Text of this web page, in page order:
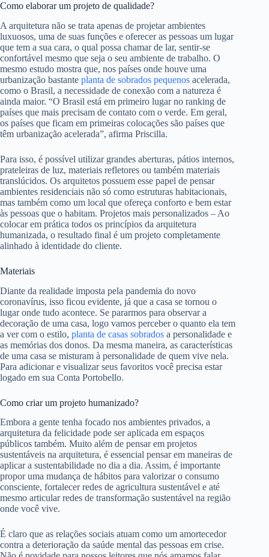
Como elaborar um projeto de qualidade?
A arquitetura não se trata apenas de projetar ambientes
luxuosos, uma de suas funções e oferecer as pessoas um lugar
que tem a sua cara, o qual possa chamar de lar, sentir-se
confortável mesmo que seja o seu ambiente de trabalho. O
mesmo estudo mostra que, nos países onde houve uma
urbanização bastante planta de sobrados pequenos acelerada,
como o Brasil, a necessidade de conexão com a natureza é
ainda maior. “O Brasil está em primeiro lugar no ranking de
países que mais precisam de contato com o verde. Em geral,
os países que ficam em primeiras colocações são países que
têm urbanização acelerada”, afirma Priscilla.
Para isso, é possível utilizar grandes aberturas, pátios internos,
prateleiras de luz, materiais refletores ou também materiais
translúcidos. Os arquitetos possuem esse papel de pensar
ambientes residenciais não só como estruturas habitacionais,
mas também como um local que ofereça conforto e bem estar
às pessoas que o habitam. Projetos mais personalizados – Ao
colocar em prática todos os princípios da arquitetura
humanizada, o resultado final é um projeto completamente
alinhado à identidade do cliente.
Materiais
Diante da realidade imposta pela pandemia do novo
coronavírus, isso ficou evidente, já que a casa se tornou o
lugar onde tudo acontece. Se pararmos para observar a
decoração de uma casa, logo vamos perceber o quanto ela tem
a ver com o estilo, planta de casas sobrados a personalidade e
as memórias dos donos. Da mesma maneira, as características
de uma casa se misturam à personalidade de quem vive nela.
Para adicionar e visualizar seus favoritos você precisa estar
logado em sua Conta Portobello.
Como criar um projeto humanizado?
Embora a gente tenha focado nos ambientes privados, a
arquitetura da felicidade pode ser aplicada em espaços
públicos também. Muito além de pensar em projetos
sustentáveis na arquitetura, é essencial pensar em maneiras de
aplicar a sustentabilidade no dia a dia. Assim, é importante
propor uma mudança de hábitos para valorizar o consumo
consciente, fortalecer redes de agricultura sustentável e até
mesmo articular redes de transformação sustentável na região
onde você vive.
É claro que as relações sociais atuam como um amortecedor
contra a deterioração da saúde mental das pessoas em crise.